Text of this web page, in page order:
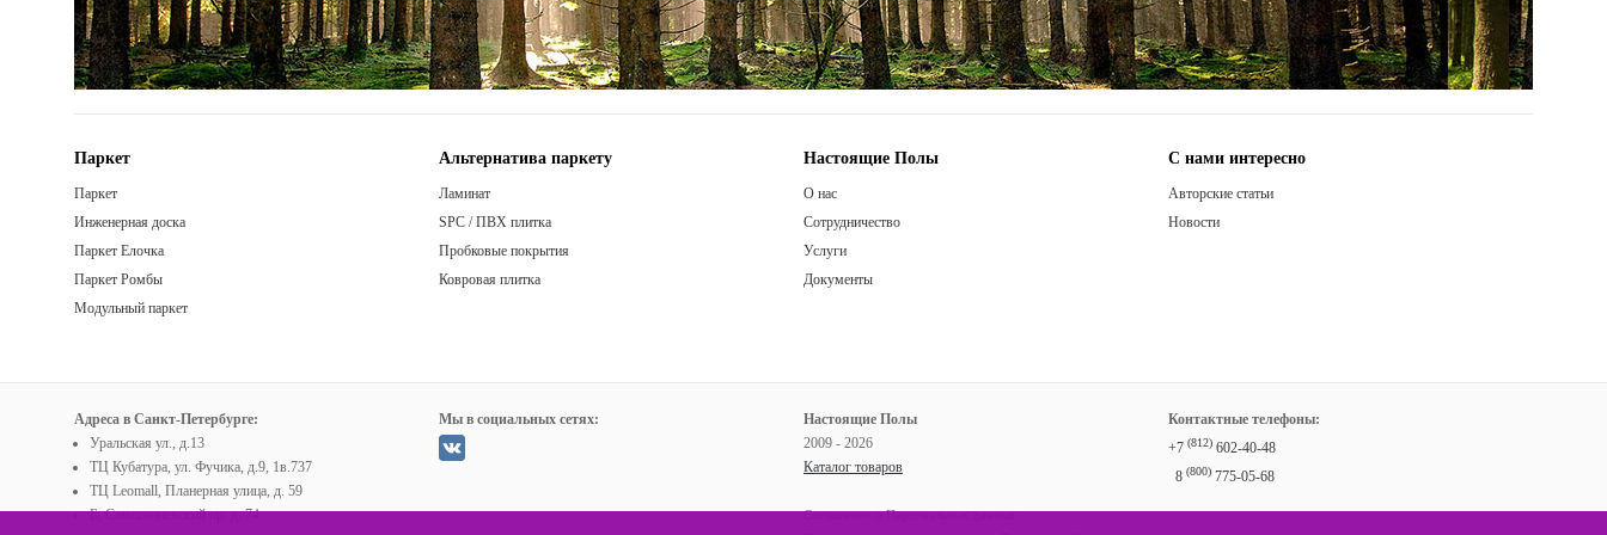
Паркет
Паркет
Инженерная доска
Паркет Елочка
Паркет Ромбы
Модульный паркет
Альтернатива паркету
Ламинат
SPC / ПВХ плитка
Пробковые покрытия
Ковровая плитка
Настоящие Полы
О нас
Сотрудничество
Услуги
Документы
С нами интересно
Авторские статьи
Новости
Адреса в Санкт-Петербурге:
Уральская ул., д.13
ТЦ Кубатура, ул. Фучика, д.9, 1в.737
ТЦ Leomall, Планерная улица, д. 59
Б. Сампсониевский пр. д. 74
Мы в социальных сетях:
Настоящие Полы
2009 - 2026
Каталог товаров
Соглашение о Персональных данных
Контактные телефоны:
+7 (812) 602-40-48
8 (800) 775-05-68